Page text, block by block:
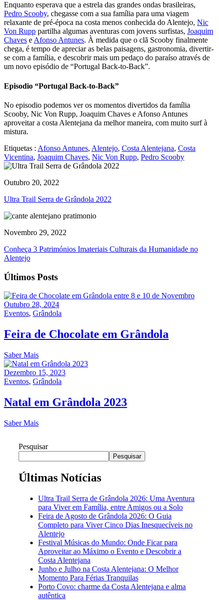
Enquanto esperava que a estrela das grandes ondas brasileiras,
Pedro Scooby, chegasse com a sua família para uma viagem
relaxante de pré-época na costa menos conhecida do Alentejo, Nic
Von Rupp partilha algumas aventuras com jovens surfistas, Joaquim
Chaves e Afonso Antunes. À medida que o clã Scooby finalmente
chega, é tempo de apreciar as belas paisagens, gastronomia, divertir-
se com a família, e descobrir mais um pedaço do paraíso através de
um novo episódio de “Portugal Back-to-Back”.
Episodio “Portugal Back-to-Back”
No episodio podemos ver os momentos divertidos da família
Scooby, Nic Von Rupp, Joaquim Chaves e Afonso Antunes
aproveitar a costa Alentejana da melhor maneira, com muito surf à
mistura.
Etiquetas : Afonso Antunes, Alentejo, Costa Alentejana, Costa
Vicentina, Joaquim Chaves, Nic Von Rupp, Pedro Scooby
Outubro 20, 2022
Ultra Trail Serra de Grândola 2022
Novembro 29, 2022
Conheça 3 Patrimónios Imateriais Culturais da Humanidade no
Alentejo
Últimos Posts
Outubro 28, 2024
Eventos, Grândola
Feira de Chocolate em Grândola
Saber Mais
Dezembro 15, 2023
Eventos, Grândola
Natal em Grândola 2023
Saber Mais
Pesquisar
Pesquisar
Últimas Notícias
Ultra Trail Serra de Grândola 2026: Uma Aventura
para Viver em Família, entre Amigos ou a Solo
Feira de Agosto de Grândola 2026: O Guia
Completo para Viver Cinco Dias Inesquecíveis no
Alentejo
Festival Músicas do Mundo: Onde Ficar para
Aproveitar ao Máximo o Evento e Descobrir a
Costa Alentejana
Junho e Julho na Costa Alentejana: O Melhor
Momento Para Férias Tranquilas
Porto Covo: charme da Costa Alentejana e alma
autêntica